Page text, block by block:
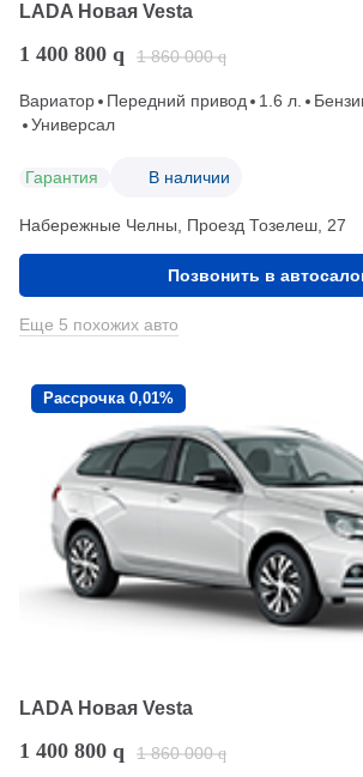
LADA Новая Vesta
1 400 800 q 1 860 000 q
Вариатор Передний привод 1.6 л.
Универсал
Гарантия В наличии
Набережные Челны, Проезд ​Тозелеш, 27
Позвонить в
Еще 5 похожих авто
Рассрочка 0,01%
LADA Новая Vesta
1 400 800 q 1 860 000 q